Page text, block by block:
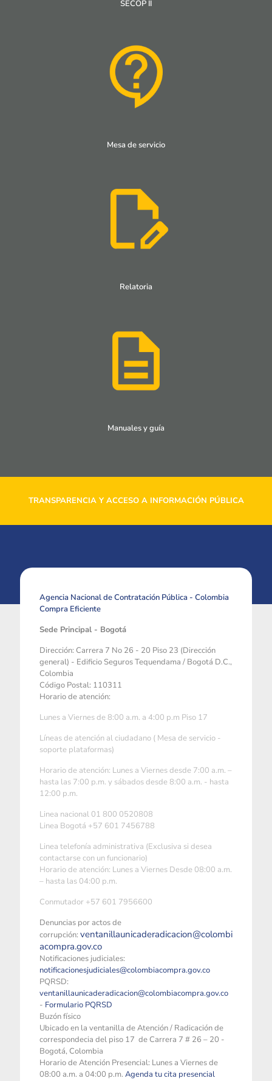
SECOP II
Mesa de servicio
Relatoria
Manuales y guía
TRANSPARENCIA Y ACCESO A INFORMACIÓN PÚBLICA
Agencia Nacional de Contratación Pública - Colombia
Compra Eficiente
Sede Principal - Bogotá
Dirección: Carrera 7 No 26 - 20 Piso 23 (Dirección
general) - Edificio Seguros Tequendama / Bogotá D.C.,
Colombia
Código Postal: 110311
Horario de atención:
Lunes a Viernes de 8:00 a.m. a 4:00 p.m Piso 17
Líneas de atención al ciudadano ( Mesa de servicio -
soporte plataformas)
Horario de atención: Lunes a Viernes desde 7:00 a.m. –
hasta las 7:00 p.m. y sábados desde 8:00 a.m. - hasta
12:00 p.m.
Linea nacional 01 800 0520808
Linea Bogotá +57 601 7456788
Linea telefonía administrativa (Exclusiva si desea
contactarse con un funcionario)
Horario de atención: Lunes a Viernes Desde 08:00 a.m.
– hasta las 04:00 p.m.
Conmutador +57 601 7956600
Denuncias por actos de
corrupción: ventanillaunicaderadicacion@colombi
acompra.gov.co
Notificaciones judiciales:
notificacionesjudiciales@colombiacompra.gov.co
PQRSD:
ventanillaunicaderadicacion@colombiacompra.gov.co
- Formulario PQRSD
Buzón físico
Ubicado en la ventanilla de Atención / Radicación de
correspondecia del piso 17 de Carrera 7 # 26 – 20 -
Bogotá, Colombia
Horario de Atención Presencial: Lunes a Viernes de
08:00 a.m. a 04:00 p.m. Agenda tu cita presencial